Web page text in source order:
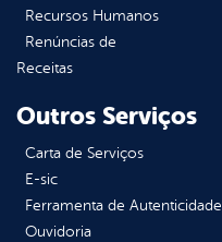
Recursos Humanos
Renúncias de
Receitas
Outros Serviços
Carta de Serviços
E-sic
Ferramenta de Autenticidade
Ouvidoria